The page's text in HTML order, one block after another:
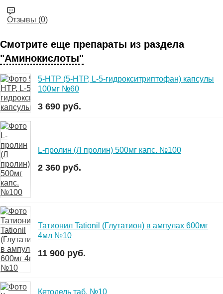
Отзывы (0)
Смотрите еще препараты из раздела
"Аминокислоты"
5-HTP (5-НТР, L-5-гидрокситриптофан) капсулы
100мг №60
3 690 руб.
L-пролин (Л пролин) 500мг капс. №100
2 360 руб.
Татионил Tationil (Глутатион) в ампулах 600мг
4мл №10
11 900 руб.
Кетодель таб. №10